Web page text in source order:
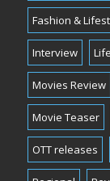
Fashion &
Interview
Movies Review
Movie Teaser
OTT releases